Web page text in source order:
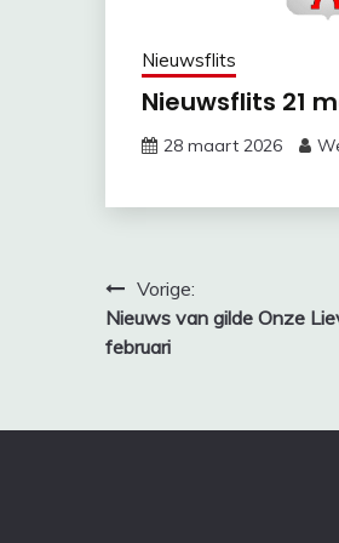
Nieuwsflits
Nieuwsflits 21
28 maart 2026
Bericht
navigatie
Vorige:
Nieuws van gilde Onze
februari